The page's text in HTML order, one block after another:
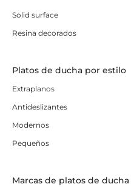
Solid surface
Resina decorados
Platos de ducha por estilo
Extraplanos
Antideslizantes
Modernos
Pequeños
Marcas de platos de ducha